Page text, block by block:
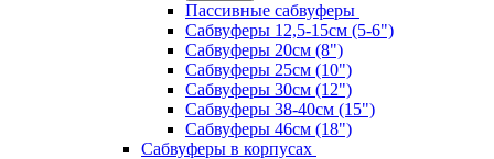
Пассивные сабвуферы
Сабвуферы 12,5-15см (5-6")
Сабвуферы 20см (8")
Сабвуферы 25см (10")
Сабвуферы 30см (12")
Сабвуферы 38-40см (15")
Сабвуферы 46см (18")
Сабвуферы в корпусах